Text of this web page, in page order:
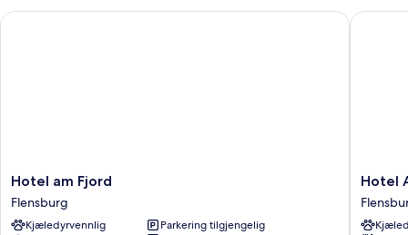
classic
Hotel
am
Fjord
Flensburg
Hotel am Fjord
Flensburg
Kjæledyrvennlig
Parkering tilgjengelig
Hotel am Fjord
Hotel
Alte
Post
Hotel
Hotel